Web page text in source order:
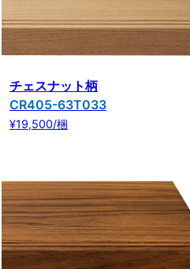
チェスナット柄
CR405-63T033
¥19,500/梱